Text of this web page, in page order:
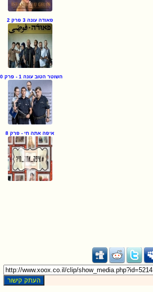
פאודה עונה 3 פרק 2
השוטר הטוב עונה 1 - פרק 10
איפה אתה חי - פרק 8